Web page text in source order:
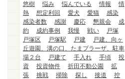
悠樹
悩み 悩んでいる 情報
情
熱
想定利回 愛犬 愛猫
感染
感染者数
感謝 慶応 懇親会
成
約
成約事例 我慢 戦い
戸塚
戸塚区
戸塚駅 戸建
戸建、向ヶ
丘遊園、溝の口、たまプラーザ、駐車
場２台
戸建て 手入れ 手頃
投
資
投資物件 折田不動公園
拡
張
挑戦 掃除 探し 接道
控